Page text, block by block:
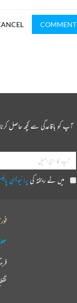
COMMENT
آپ کو باقاعدگی سے کچھ حاصل
میں نے ریختہ کیپرائیویسی